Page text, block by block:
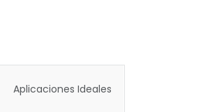
Aplicaciones Ideales